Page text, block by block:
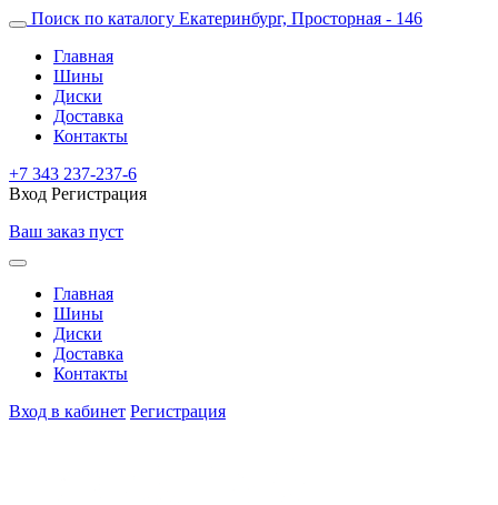
Поиск по каталогу Екатеринбург, Просторная - 146
Главная
Шины
Диски
Доставка
Контакты
+7 343 237-237-6
Вход Регистрация
Ваш заказ пуст
Главная
Шины
Диски
Доставка
Контакты
Вход в кабинет Регистрация